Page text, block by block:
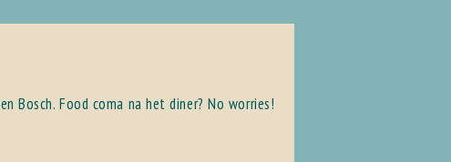
Bosch. Food coma na het diner? No worries!